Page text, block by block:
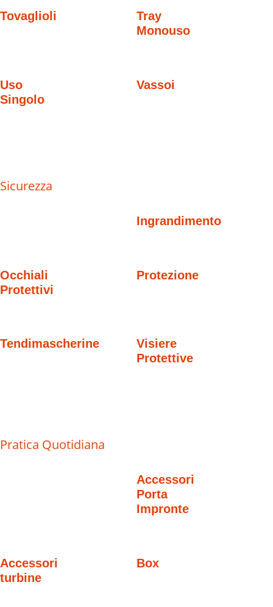
Tovaglioli
Tray
Monouso
Uso
Singolo
Vassoi
Sicurezza
Ingrandimento
Occhiali
Protettivi
Protezione
Tendimascherine
Visiere
Protettive
Pratica Quotidiana
Accessori
Porta
Impronte
Accessori
turbine
Box